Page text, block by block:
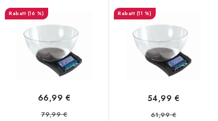
P
r
o
r
(16 %)
66,99 €
79,99 €
(11 %)
54,99 €
61,99 €